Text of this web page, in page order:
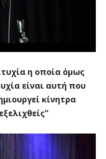
η οποία όμως
είναι αυτή που
κίνητρα